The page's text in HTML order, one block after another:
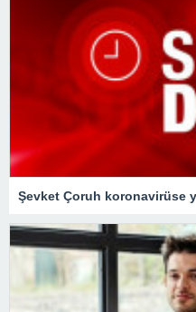
Şevket Çoruh koronavirüse